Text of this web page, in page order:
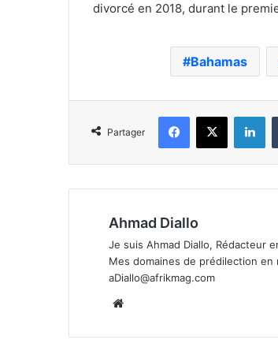
divorcé en 2018, durant le
Bahamas
Partager
Facebook
X
Ahmad Diallo
Je suis Ahmad Diallo, Rédacteur
Mes domaines de prédilection
aDiallo@afrikmag.com